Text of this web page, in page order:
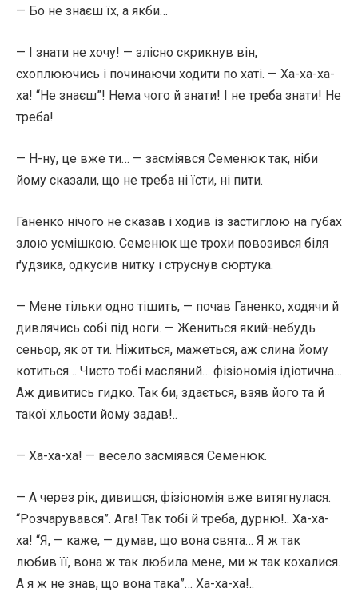
— Бо не знаєш їх, а якби…
— І знати не хочу! — злісно скрикнув він,
схоплюючись і починаючи ходити по хаті. — Ха-ха-ха-
ха! “Не знаєш”! Нема чого й знати! І не треба знати! Не
треба!
— Н-ну, це вже ти… — засміявся Семенюк так, ніби
йому сказали, що не треба ні їсти, ні пити.
Ганенко нічого не сказав і ходив із застиглою на губах
злою усмішкою. Семенюк ще трохи повозився біля
ґудзика, одкусив нитку і струснув сюртука.
— Мене тільки одно тішить, — почав Ганенко, ходячи й
дивлячись собі під ноги. — Жениться який-небудь
сеньор, як от ти. Ніжиться, мажеться, аж слина йому
котиться… Чисто тобі масляний… фізіономія ідіотична…
Аж дивитись гидко. Так би, здається, взяв його та й
такої хльости йому задав!..
— Ха-ха-ха! — весело засміявся Семенюк.
— А через рік, дивишся, фізіономія вже витягнулася.
“Розчарувався”. Ага! Так тобі й треба, дурню!.. Ха-ха-
ха! “Я, — каже, — думав, що вона свята… Я ж так
любив її, вона ж так любила мене, ми ж так кохалися.
А я ж не знав, що вона така”… Ха-ха-ха!..